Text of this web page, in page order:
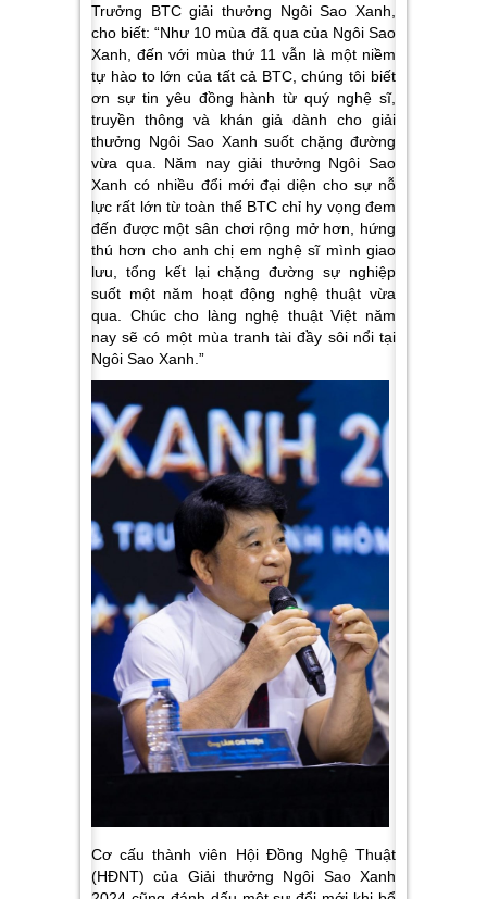
Trưởng BTC giải thưởng Ngôi Sao Xanh,
cho biết: “Như 10 mùa đã qua của Ngôi Sao
Xanh, đến với mùa thứ 11 vẫn là một niềm
tự hào to lớn của tất cả BTC, chúng tôi biết
ơn sự tin yêu đồng hành từ quý nghệ sĩ,
truyền thông và khán giả dành cho giải
thưởng Ngôi Sao Xanh suốt chặng đường
vừa qua. Năm nay giải thưởng Ngôi Sao
Xanh có nhiều đổi mới đại diện cho sự nỗ
lực rất lớn từ toàn thể BTC chỉ hy vọng đem
đến được một sân chơi rộng mở hơn, hứng
thú hơn cho anh chị em nghệ sĩ mình giao
lưu, tổng kết lại chặng đường sự nghiệp
suốt một năm hoạt động nghệ thuật vừa
qua. Chúc cho làng nghệ thuật Việt năm
nay sẽ có một mùa tranh tài đầy sôi nổi tại
Ngôi Sao Xanh .”
Cơ cấu thành viên Hội Đồng Nghệ Thuật
(HĐNT) của Giải thưởng Ngôi Sao Xanh